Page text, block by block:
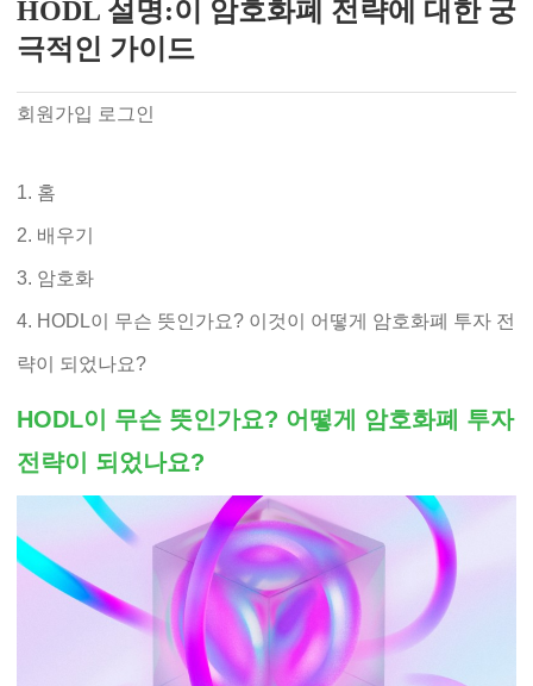
HODL 설명:이 암호화폐 전략에 대한 궁
극적인 가이드
회원가입 로그인
홈
배우기
암호화
HODL이 무슨 뜻인가요? 이것이 어떻게 암호화폐 투자 전
략이 되었나요?
HODL이 무슨 뜻인가요? 어떻게 암호화폐 투자
전략이 되었나요?